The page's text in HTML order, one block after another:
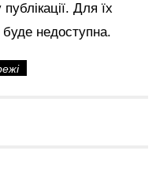
Для їх
буде недоступна.